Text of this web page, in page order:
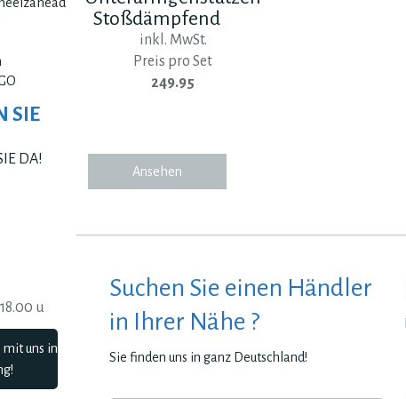
SIE
DA!
u
mit uns in
Stoßdämpfend
inkl. MwSt.
Preis pro Set
249.95
Ansehen
Suchen Sie einen Händler
in Ihrer Nähe ?
Sie finden uns in ganz Deutschland!